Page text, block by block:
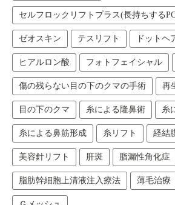
セルフロックリフトプラス(長持ちする
ゼオスキン テスリフト ドットヘ
ヒアルロン酸 フォトフェイシャル
傷の残らない目の下のクマの手術 再
目の下のクマ 糸による隆鼻術 糸
糸による鼻筋形成 糸リフト 経結
美容針リフト 肝斑 脂漏性角化症
脂肪幹細胞上清液注入療法 薄毛治療